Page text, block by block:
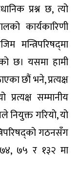
प्रश्न छ, त्यो
कार्यकारिणी
मन्त्रिपरिषद्‌मा
छ। यसमा हामी
छौं भने, प्रत्यक्ष
प्रत्यक्ष सम्मानीय
नियुक्त गरियो, यो
गठनसँग
७४, ७५ र १३२ मा